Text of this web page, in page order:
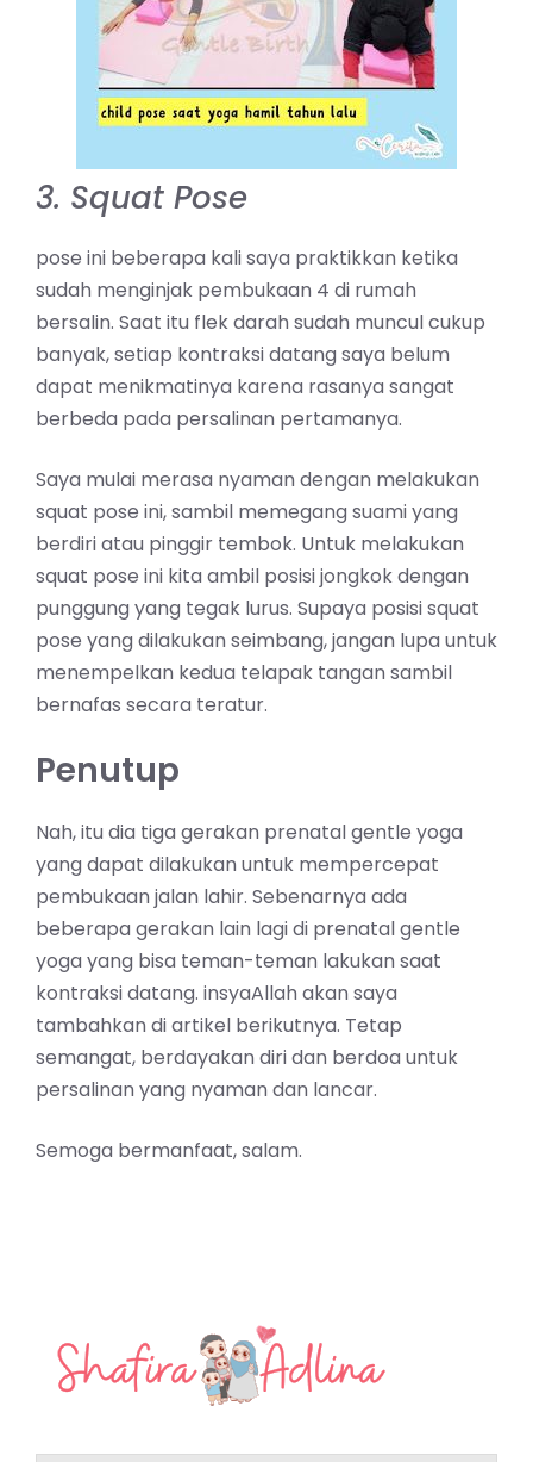
3. Squat Pose
pose ini beberapa kali saya praktikkan ketika
sudah menginjak pembukaan 4 di rumah
bersalin. Saat itu flek darah sudah muncul cukup
banyak, setiap kontraksi datang saya belum
dapat menikmatinya karena rasanya sangat
berbeda pada persalinan pertamanya.
Saya mulai merasa nyaman dengan melakukan
squat pose ini, sambil memegang suami yang
berdiri atau pinggir tembok. Untuk melakukan
squat pose ini kita ambil posisi jongkok dengan
punggung yang tegak lurus. Supaya posisi squat
pose yang dilakukan seimbang, jangan lupa untuk
menempelkan kedua telapak tangan sambil
bernafas secara teratur.
Penutup
Nah, itu dia tiga gerakan prenatal gentle yoga
yang dapat dilakukan untuk mempercepat
pembukaan jalan lahir. Sebenarnya ada
beberapa gerakan lain lagi di prenatal gentle
yoga yang bisa teman-teman lakukan saat
kontraksi datang. insyaAllah akan saya
tambahkan di artikel berikutnya. Tetap
semangat, berdayakan diri dan berdoa untuk
persalinan yang nyaman dan lancar.
Semoga bermanfaat, salam.